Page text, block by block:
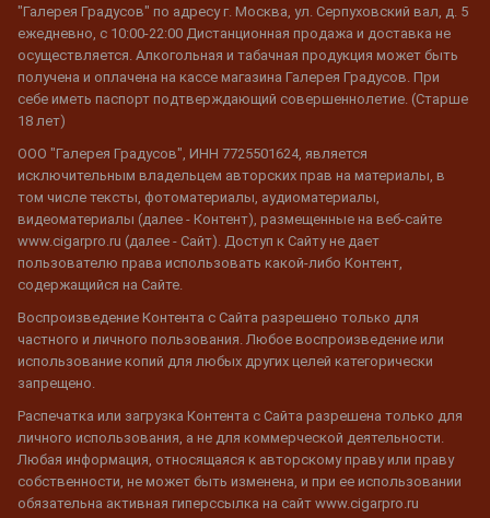
"Галерея Градусов" по адресу г. Москва, ул. Серпуховский вал, д. 5
ежедневно, с 10:00-22:00 Дистанционная продажа и доставка не
осуществляется. Алкогольная и табачная продукция может быть
получена и оплачена на кассе магазина Галерея Градусов. При
себе иметь паспорт подтверждающий совершеннолетие. (Старше
18 лет)
ООО "Галерея Градусов", ИНН 7725501624, является
исключительным владельцем авторских прав на материалы, в
том числе тексты, фотоматериалы, аудиоматериалы,
видеоматериалы (далее - Контент), размещенные на веб-сайте
www.cigarpro.ru (далее - Сайт). Доступ к Сайту не дает
пользователю права использовать какой-либо Контент,
содержащийся на Сайте.
Воспроизведение Контента с Сайта разрешено только для
частного и личного пользования. Любое воспроизведение или
использование копий для любых других целей категорически
запрещено.
Распечатка или загрузка Контента с Сайта разрешена только для
личного использования, а не для коммерческой деятельности.
Любая информация, относящаяся к авторскому праву или праву
собственности, не может быть изменена, и при ее использовании
обязательна активная гиперссылка на сайт www.cigarpro.ru